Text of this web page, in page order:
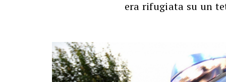
era rifugiata su un